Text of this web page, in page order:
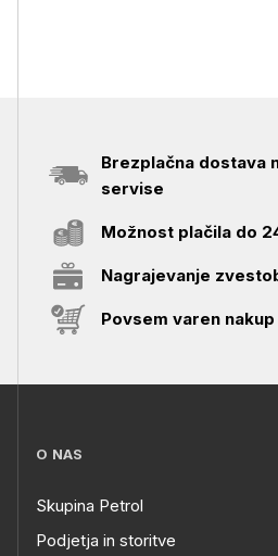
Brezplačna dostava
servise
Možnost plačila do
Nagrajevanje
Povsem varen nakup
O NAS
Skupina Petrol
Podjetja in storitve